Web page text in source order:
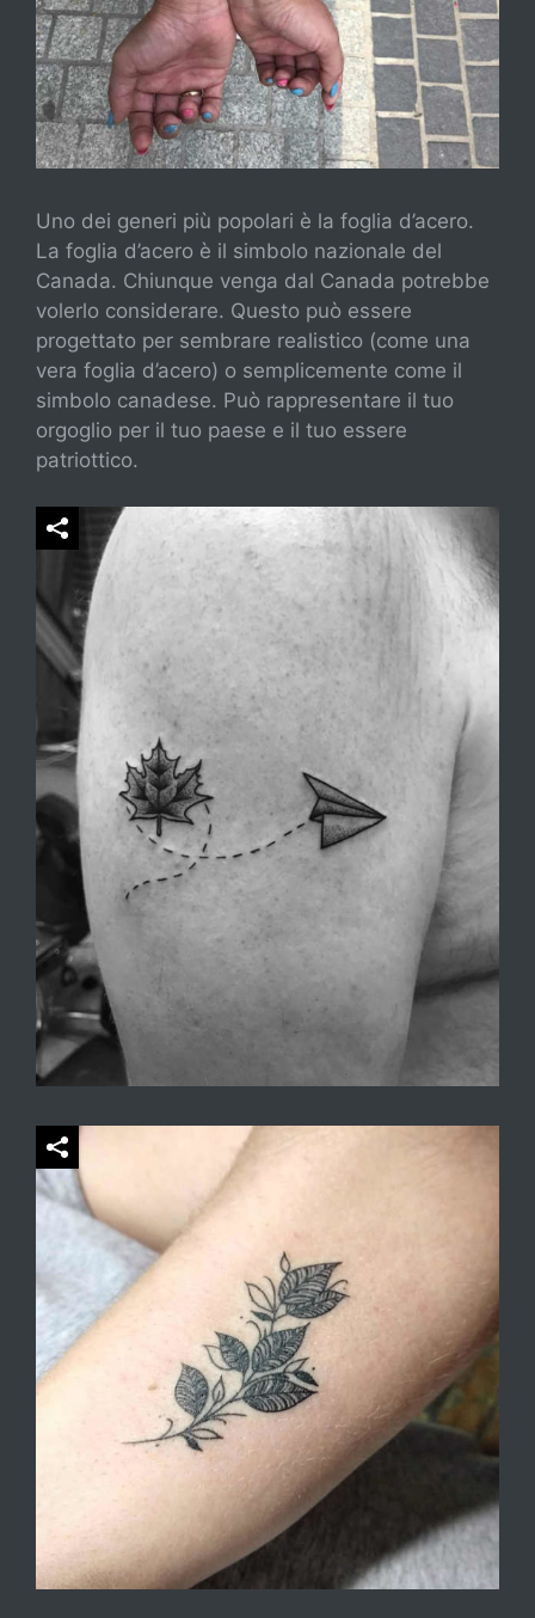
Uno dei generi più popolari è la foglia d’acero.
La foglia d’acero è il simbolo nazionale del
Canada. Chiunque venga dal Canada potrebbe
volerlo considerare. Questo può essere
progettato per sembrare realistico (come una
vera foglia d’acero) o semplicemente come il
simbolo canadese. Può rappresentare il tuo
orgoglio per il tuo paese e il tuo essere
patriottico.